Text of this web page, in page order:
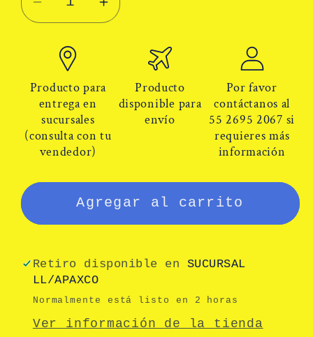
Reducir
cantidad
para
Guante
anti
impacto
Ansell
Ringers
065
Aumentar
cantidad
Guante
anti
impacto
Ansell
Ringers
Producto para
entrega en
sucursales
(consulta con tu
vendedor)
Producto
disponible para
envío
Por favor
contáctanos al
55 2695 2067 si
requieres más
información
Agregar al carrito
Retiro disponible en SUCURSAL
LL/APAXCO
Normalmente está listo en 2 horas
Ver información de la tienda